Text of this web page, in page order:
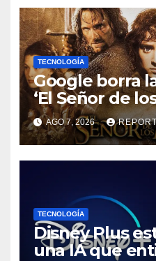
TECNOLOGÍA
Google borra
‘El Señor de
reabre el
propiedad
AGO 7, 2026
TECNOLOGÍA
Disney Plus
una IA que